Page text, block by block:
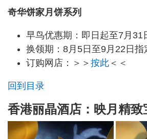
奇华饼家月饼系列
早鸟优惠期：即日起至7月31
换领期：8月5日至9月22日指
订购网店：＞＞ 按此 ＜＜
回到目录
香港丽晶酒店：映月精致